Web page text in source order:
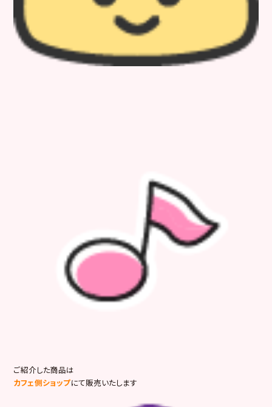
ご紹介した商品は
カフェ側ショップにて販売いたします